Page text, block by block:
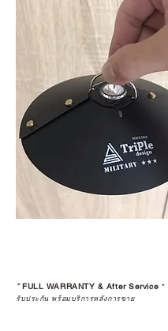
*FULL WARRANTY & After Service *
รับประกัน พร้อมบริการหลังการขาย